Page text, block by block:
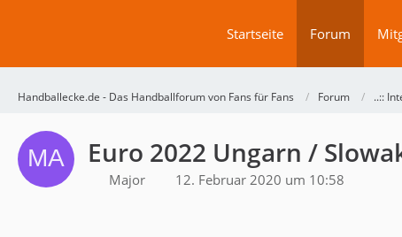
Startseite Forum
Handballecke.de - Das Handballforum von Fans für Fans Forum ..::
Euro 2022 Ungarn /
Major 12. Februar 2020 um 10:58